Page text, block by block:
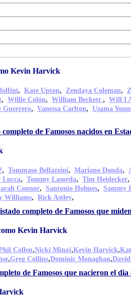
Kevin Harvick
, Kate Upton, Zendaya Coleman,
, Willie Colón, William Beckett , Will I
Guerrero, Vanessa Carlton, Usama
de Famosos nacidos en
, Tommaso Bellazzini, Mariano Donda,
Lucca, Tommy Lasorda, Tim Heidecker,
Connor, Santonio Holmes, Sammy
Williams, Rick Astley,
completo de Famosos que
Kevin Harvick
Collen,Nicki Minaj,Kevin Harvick,
,Greg Collins,Dominic Monaghan,
de Famosos que nacieron el